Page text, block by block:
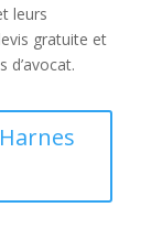
leurs
gratuite et
d’avocat.